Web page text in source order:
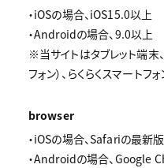
・iOSの場合、iOS15.0以上
・Androidの場合、9.0以上
※当サイトはタブレット端末
フォン）、らくらくスマートフ
browser
・iOSの場合、Safariの最新版
・Androidの場合、Google